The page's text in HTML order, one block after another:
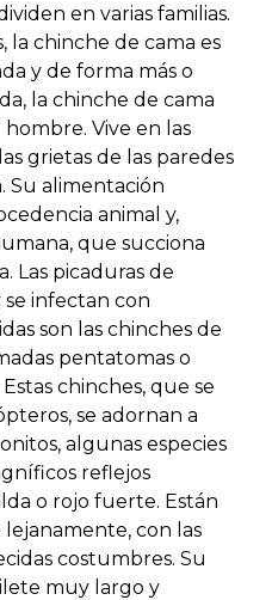
en varias familias.
la chinche de cama es
y de forma más o
la chinche de cama
Vive en las
grietas de las paredes
Su alimentación
animal y,
que succiona
Las picaduras de
se infectan con
son las chinches de
pentatomas o
chinches, que se
se adornan a
algunas especies
reflejos
o rojo fuerte. Están
con las
costumbres. Su
muy largo y